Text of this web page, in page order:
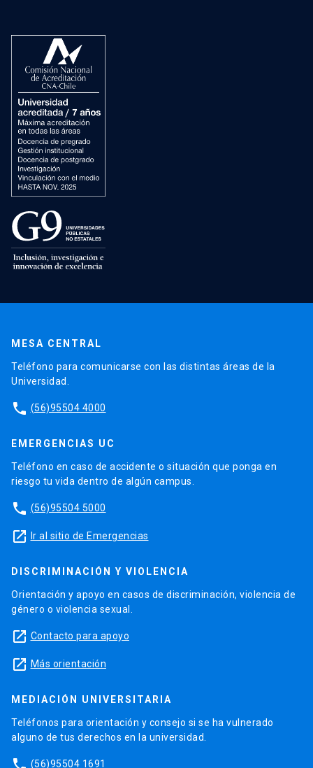
MESA CENTRAL
Teléfono para comunicarse con las distintas áreas de la
Universidad.
phone (56)95504 4000
EMERGENCIAS UC
Teléfono en caso de accidente o situación que ponga en
riesgo tu vida dentro de algún campus.
phone (56)95504 5000
launch Ir al sitio de Emergencias
DISCRIMINACIÓN Y VIOLENCIA
Orientación y apoyo en casos de discriminación, violencia de
género o violencia sexual.
launch Contacto para apoyo
launch Más orientación
MEDIACIÓN UNIVERSITARIA
Teléfonos para orientación y consejo si se ha vulnerado
alguno de tus derechos en la universidad.
(56)95504 1691